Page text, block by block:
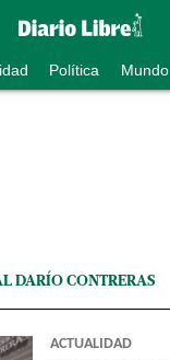
Política Mundo
DARÍO CONTRERAS
ACTUALIDAD